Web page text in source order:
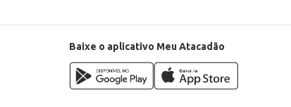
Baixe o aplicativo Meu Atacadão